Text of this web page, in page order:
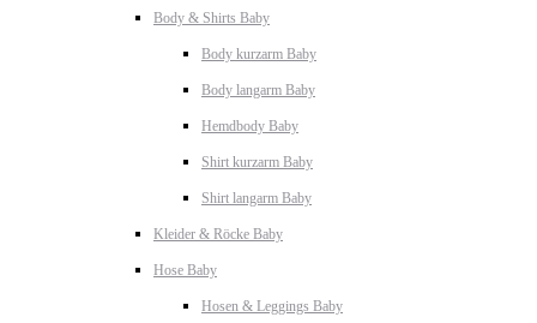
Body & Shirts Baby
Body kurzarm Baby
Body langarm Baby
Hemdbody Baby
Shirt kurzarm Baby
Shirt langarm Baby
Kleider & Röcke Baby
Hose Baby
Hosen & Leggings Baby